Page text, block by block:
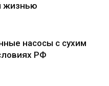
жизнью
насосы с сухим
РФ